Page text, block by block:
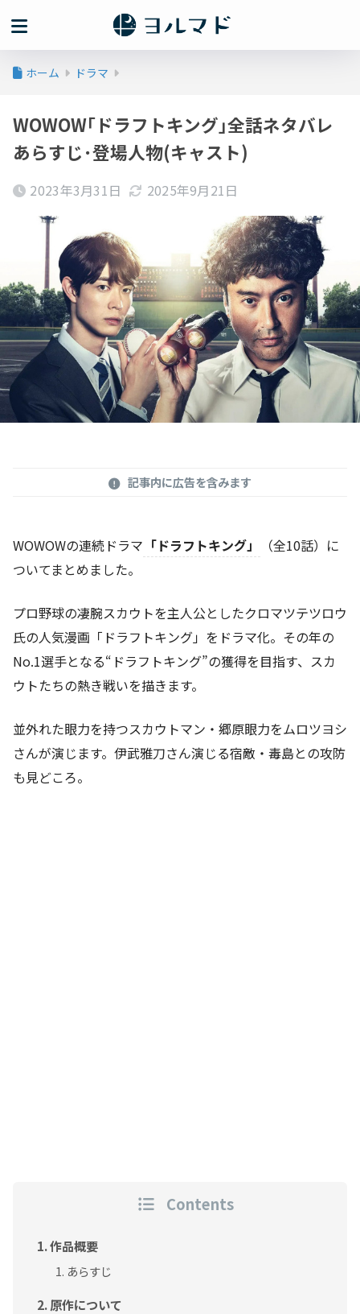
ホーム ドラマ
WOWOW｢ドラフトキング｣全話ネタバレ
あらすじ･登場人物(キャスト)
2023年3月31日 2025年9月21日
記事内に広告を含みます
WOWOWの連続ドラマ 「ドラフトキング」
（全10話）に
ついてまとめました。
プロ野球の凄腕スカウトを主人公としたクロマツテツロウ
氏の人気漫画「ドラフトキング」をドラマ化。その年の
No.1選手となる“ドラフトキング”の獲得を目指す、スカ
ウトたちの熱き戦いを描きます。
並外れた眼力を持つスカウトマン・郷原眼力をムロツヨシ
さんが演じます。伊武雅刀さん演じる宿敵・毒島との攻防
も見どころ。
Contents
作品概要
あらすじ
原作について